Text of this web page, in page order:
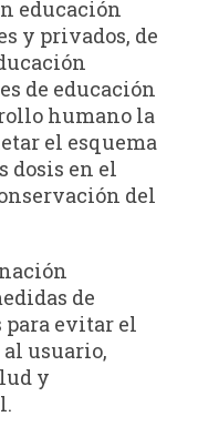
educación
y privados, de
de educación
humano la
el esquema
dosis en el
del
de
evitar el
al usuario,
y